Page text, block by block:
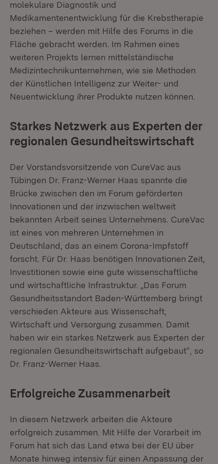
molekulare Diagnostik und
Medikamentenentwicklung für die Krebstherapie
beziehen – werden mit Hilfe des Forums in die
Fläche gebracht werden. Im Rahmen eines
weiteren Projekts lernen mittelständische
Medizintechnikunternehmen, wie sie Methoden
der Künstlichen Intelligenz zur Weiter- und
Neuentwicklung ihrer Produkte nutzen können.
Starkes Netzwerk aus Experten der
regionalen Gesundheitswirtschaft
Der Vorstandsvorsitzende von CureVac aus
Tübingen Dr. Franz-Werner Haas spannte die
Brücke zwischen den im Forum geförderten
Innovationen und der inzwischen weltweit
bekannten Arbeit seines Unternehmens. CureVac
ist eines von mehreren Unternehmen in
Deutschland, das an einem Corona-Impfstoff
forscht. Für Dr. Haas benötigen Innovationen Zeit,
Investitionen sowie eine gute wissenschaftliche
und wirtschaftliche Infrastruktur. „Das Forum
Gesundheitsstandort Baden-Württemberg bringt
verschieden Akteure aus Wissenschaft,
Wirtschaft und Versorgung zusammen. Damit
haben wir ein starkes Netzwerk aus Experten der
regionalen Gesundheitswirtschaft aufgebaut“, so
Dr. Franz-Werner Haas.
Erfolgreiche Zusammenarbeit
In diesem Netzwerk arbeiten die Akteure
erfolgreich zusammen. Mit Hilfe der Vorarbeit im
Forum hat sich das Land etwa bei der EU über
Monate hinweg intensiv für einen Anpassung der